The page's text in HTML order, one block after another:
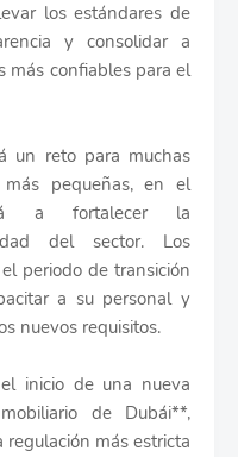
los estándares de
y consolidar a
más confiables para el
un reto para muchas
más pequeñas, en el
a fortalecer la
del sector. Los
periodo de transición
a su personal y
nuevos requisitos.
inicio de una nueva
de Dubái**,
más estricta